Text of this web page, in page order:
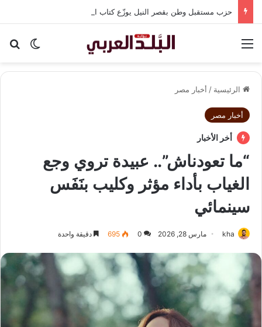
الوضع
الرئيسية / أخبار مصر
أخبار مصر
أخر الأخبار
“ما تعودناش”.. عبيدة تروي وجع
الغياب بأداء مؤثر وكليب بنَفَس
سينمائي
kha مارس 28, 2026 0
695 دقيقة واحدة